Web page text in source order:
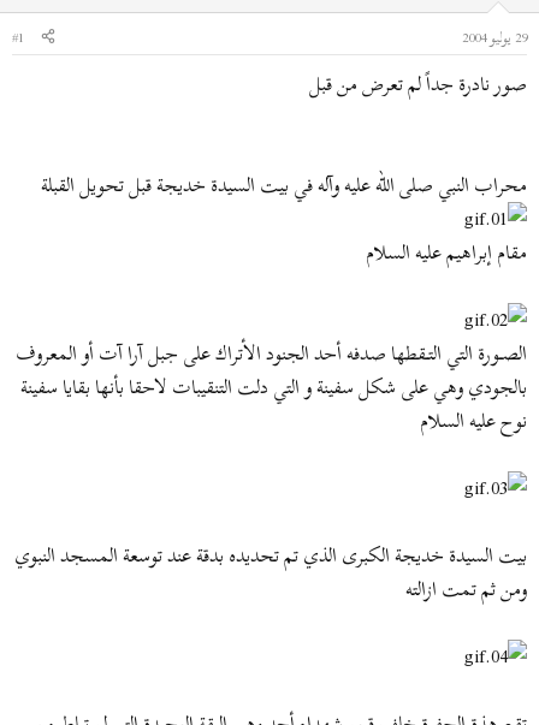
م
و
ل
ب
29 يوليو 2004
#1
صور نادرة جداً لم تعرض من قبل
محراب النبي صلى الله عليه وآله في بيت السيدة خديجة قبل تحويل القبلة
مقام إبراهيم عليه السلام
الصــورة التي التــقطها صدفه أحد الجنود الأتراك على جبل آرا آت أو المعروف
بالجودي وهي على شكل سفينة و التي دلت التنقيبات لاحقا بأنها بقايا سفينة
نوح عليه السلام
بيت السيدة خديجة الكبرى الذي تم تحديده بدقة عند توسعة المسجد النبوي
ومن ثم تمت ازالته